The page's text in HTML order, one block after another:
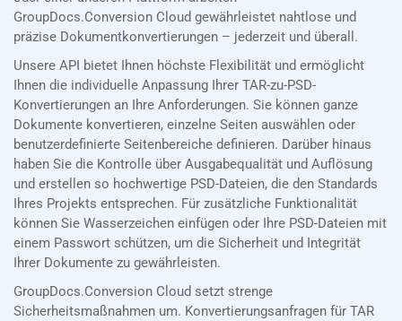
GroupDocs.Conversion Cloud gewährleistet nahtlose und
präzise Dokumentkonvertierungen – jederzeit und überall.
Unsere API bietet Ihnen höchste Flexibilität und ermöglicht
Ihnen die individuelle Anpassung Ihrer TAR-zu-PSD-
Konvertierungen an Ihre Anforderungen. Sie können ganze
Dokumente konvertieren, einzelne Seiten auswählen oder
benutzerdefinierte Seitenbereiche definieren. Darüber hinaus
haben Sie die Kontrolle über Ausgabequalität und Auflösung
und erstellen so hochwertige PSD-Dateien, die den Standards
Ihres Projekts entsprechen. Für zusätzliche Funktionalität
können Sie Wasserzeichen einfügen oder Ihre PSD-Dateien mit
einem Passwort schützen, um die Sicherheit und Integrität
Ihrer Dokumente zu gewährleisten.
GroupDocs.Conversion Cloud setzt strenge
Sicherheitsmaßnahmen um. Konvertierungsanfragen für TAR